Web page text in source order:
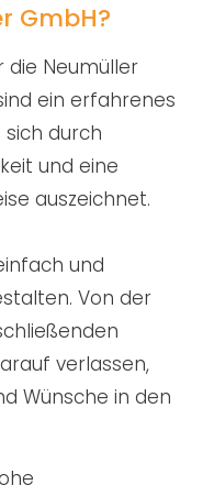
GmbH?
die Neumüller
ein erfahrenes
durch
und eine
auszeichnet.
und
Von der
verlassen,
Wünsche in den